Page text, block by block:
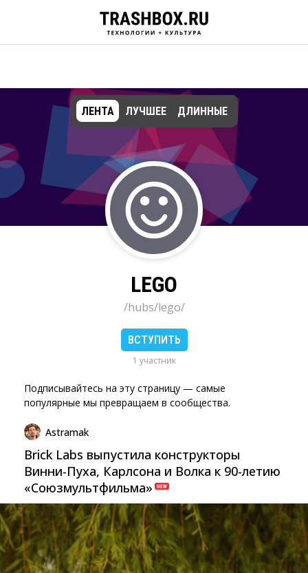
ЛЕНТА ЛУЧШЕЕ ДЛИННЫЕ
LEGO
/hubs/lego/
ВСТУПИТЬ
1 участник
Подписывайтесь на эту страницу — самые
популярные мы превращаем в сообщества.
Astramak
Brick Labs выпустила конструкторы
Винни-Пуха, Карлсона и Волка к 90-летию
«Союзмультфильма»